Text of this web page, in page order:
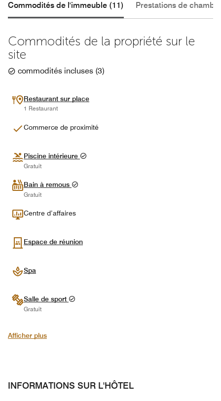
Commodités de l'immeuble (11) Prestations de
Commodités de la propriété sur le
site
commodités incluses (3)
Restaurant sur place
1 Restaurant
Commerce de proximité
Piscine intérieure
Gratuit
Bain à remous
Gratuit
Centre d’affaires
Espace de réunion
Spa
Salle de sport
Gratuit
Afficher plus
INFORMATIONS SUR L'HÔTEL